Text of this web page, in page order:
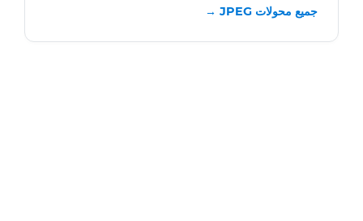
جميع محولات JPEG →